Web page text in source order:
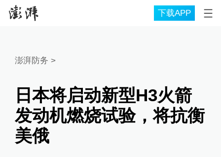
下载APP
澎湃防务 >
日本将启动新型H3火箭
发动机燃烧试验，将抗衡
美俄